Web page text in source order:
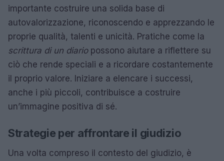
importante costruire una solida base di
autovalorizzazione, riconoscendo e apprezzando le
proprie qualità, talenti e unicità. Pratiche come la
scrittura di un diariopossono aiutare a riflettere su
ciò che rende speciali e a ricordare costantemente
il proprio valore. Iniziare a elencare i successi,
anche i più piccoli, contribuisce a costruire
un’immagine positiva di sé.
Strategie per affrontare il giudizio
Una volta compreso il contesto del giudizio, è